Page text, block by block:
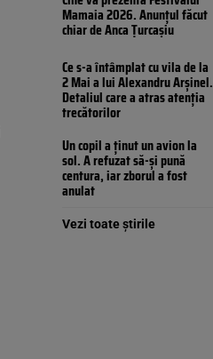
Mamaia 2026. Anunțul făcut
chiar de Anca Țurcașiu
Ce s-a întâmplat cu vila de la
2 Mai a lui Alexandru Arșinel.
Detaliul care a atras atenția
trecătorilor
Un copil a ținut un avion la
sol. A refuzat să-și pună
centura, iar zborul a fost
anulat
Vezi toate știrile